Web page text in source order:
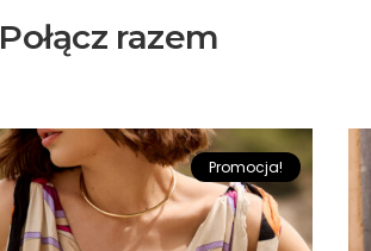
Połącz razem
Promocja!